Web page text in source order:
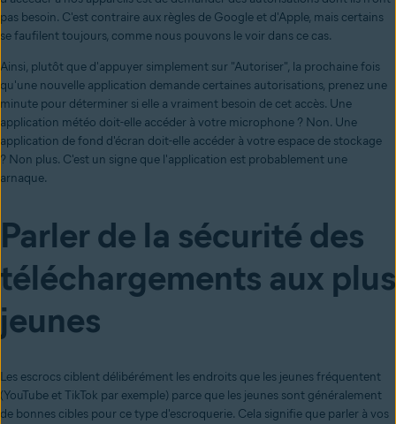
pas besoin. C'est contraire aux règles de Google et d'Apple, mais certains
se faufilent toujours, comme nous pouvons le voir dans ce cas.
Ainsi, plutôt que d'appuyer simplement sur "Autoriser", la prochaine fois
qu'une nouvelle application demande certaines autorisations, prenez une
minute pour déterminer si elle a vraiment besoin de cet accès. Une
application météo doit-elle accéder à votre microphone ? Non. Une
application de fond d'écran doit-elle accéder à votre espace de stockage
? Non plus. C'est un signe que l'application est probablement une
arnaque.
Parler de la sécurité des
téléchargements aux plus
jeunes
Les escrocs ciblent délibérément les endroits que les jeunes fréquentent
(YouTube et TikTok par exemple) parce que les jeunes sont généralement
de bonnes cibles pour ce type d'escroquerie. Cela signifie que parler à vos